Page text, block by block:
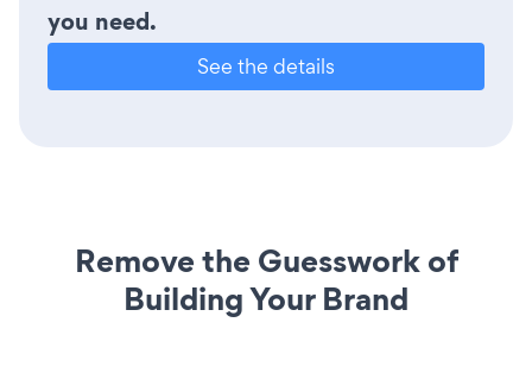
you need.
See the details
Remove the Guesswork of
Building Your Brand